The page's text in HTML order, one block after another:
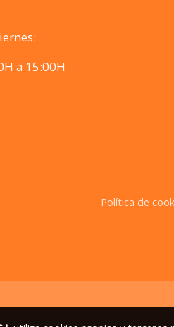
15:00H
Política de